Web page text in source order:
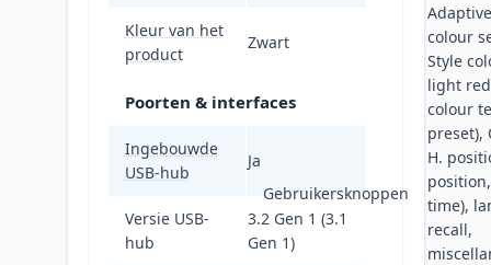
Kleur van het
product
Zwart
Poorten & interfaces
Ingebouwde
USB-hub
Ja
Versie USB-
hub
3.2 Gen 1 (3.1
Gen 1)
Gebruikersknoppen
colour
Style
light
colour
preset),
H.
time),
recall,